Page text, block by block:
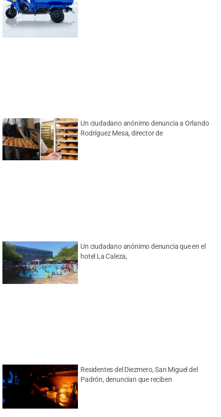
Un ciudadano anónimo denuncia a Orlando
Rodríguez Mesa, director de
Un ciudadano anónimo denuncia que en el
hotel La Caleza,
Residentes del Diezmero, San Miguel del
Padrón, denuncian que reciben